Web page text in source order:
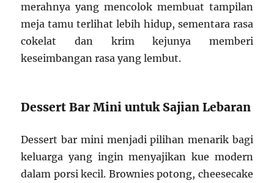
merahnya yang mencolok membuat tampilan
meja tamu terlihat lebih hidup, sementara rasa
cokelat dan krim kejunya memberi
keseimbangan rasa yang lembut.
Dessert Bar Mini untuk Sajian Lebaran
Dessert bar mini menjadi pilihan menarik bagi
keluarga yang ingin menyajikan kue modern
dalam porsi kecil. Brownies potong, cheesecake